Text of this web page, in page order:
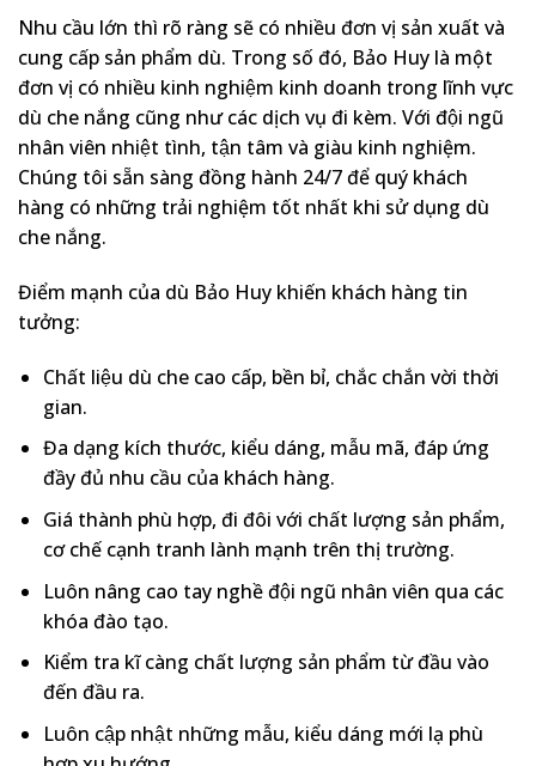
Nhu cầu lớn thì rõ ràng sẽ có nhiều đơn vị sản xuất và
cung cấp sản phẩm dù. Trong số đó, Bảo Huy là một
đơn vị có nhiều kinh nghiệm kinh doanh trong lĩnh vực
dù che nắng cũng như các dịch vụ đi kèm. Với đội ngũ
nhân viên nhiệt tình, tận tâm và giàu kinh nghiệm.
Chúng tôi sẵn sàng đồng hành 24/7 để quý khách
hàng có những trải nghiệm tốt nhất khi sử dụng dù
che nắng.
Điểm mạnh của dù Bảo Huy khiến khách hàng tin
tưởng:
Chất liệu dù che cao cấp, bền bỉ, chắc chắn vời thời
gian.
Đa dạng kích thước, kiểu dáng, mẫu mã, đáp ứng
đầy đủ nhu cầu của khách hàng.
Giá thành phù hợp, đi đôi với chất lượng sản phẩm,
cơ chế cạnh tranh lành mạnh trên thị trường.
Luôn nâng cao tay nghề đội ngũ nhân viên qua các
khóa đào tạo.
Kiểm tra kĩ càng chất lượng sản phẩm từ đầu vào
đến đầu ra.
Luôn cập nhật những mẫu, kiểu dáng mới lạ phù